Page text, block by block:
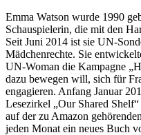
Emma Watson wurde 1990
Schauspielerin, die mit den
Seit Juni 2014 ist sie UN-
Mädchenrechte. Sie
UN-Woman die Kampagne
dazu bewegen will, sich für
engagieren. Anfang Januar
Lesezirkel „Our Shared
auf der zu Amazon
jeden Monat ein neues Buch